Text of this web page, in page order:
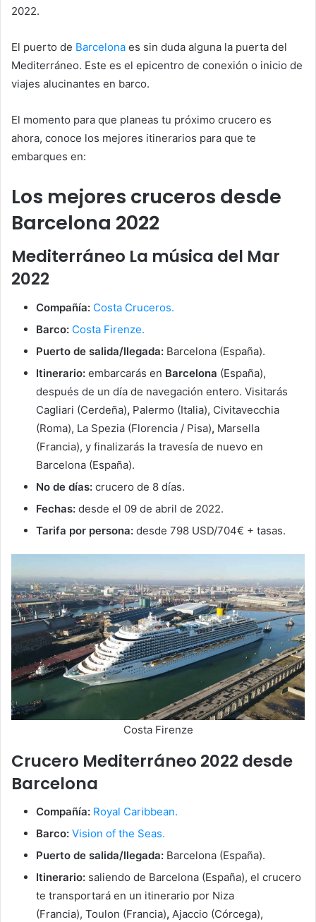
2022.
El puerto de Barcelona es sin duda alguna la puerta del
Mediterráneo. Este es el epicentro de conexión o inicio de
viajes alucinantes en barco.
El momento para que planeas tu próximo crucero es
ahora, conoce los mejores itinerarios para que te
embarques en:
Los mejores cruceros desde
Barcelona 2022
Mediterráneo La música del Mar
2022
Compañía: Costa Cruceros.
Barco: Costa Firenze.
Puerto de salida/llegada: Barcelona (España).
Itinerario: embarcarás en Barcelona (España),
después de un día de navegación entero. Visitarás
Cagliari (Cerdeña), Palermo (Italia), Civitavecchia
(Roma), La Spezia (Florencia / Pisa), Marsella
(Francia), y finalizarás la travesía de nuevo en
Barcelona (España).
No de días: crucero de 8 días.
Fechas: desde el 09 de abril de 2022.
Tarifa por persona: desde 798 USD/704€ + tasas.
Costa Firenze
Crucero Mediterráneo 2022 desde
Barcelona
Compañía: Royal Caribbean.
Barco: Vision of the Seas.
Puerto de salida/llegada: Barcelona (España).
Itinerario: saliendo de Barcelona (España), el crucero
te transportará en un itinerario por Niza
(Francia), Toulon (Francia), Ajaccio (Córcega),